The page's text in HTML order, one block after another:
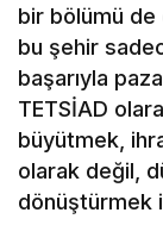
bir bölümü
bu şehir
başarıyla
TETSİAD
büyütmek,
olarak değil,
dönüştürmek